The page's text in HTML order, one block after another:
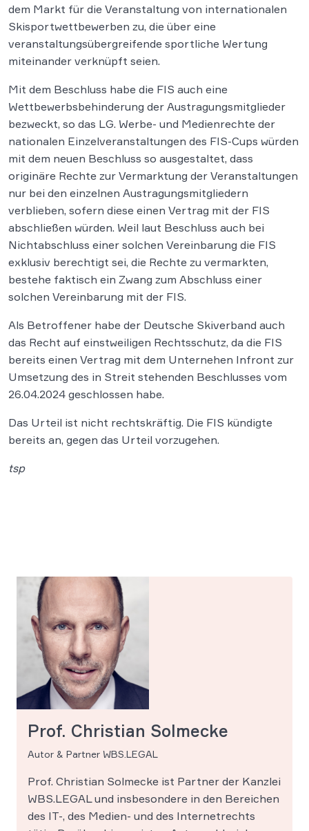
dem Markt für die Veranstaltung von internationalen
Skisportwettbewerben zu, die über eine
veranstaltungsübergreifende sportliche Wertung
miteinander verknüpft seien.
Mit dem Beschluss habe die FIS auch eine
Wettbewerbsbehinderung der Austragungsmitglieder
bezweckt, so das LG. Werbe- und Medienrechte der
nationalen Einzelveranstaltungen des FIS-Cups würden
mit dem neuen Beschluss so ausgestaltet, dass
originäre Rechte zur Vermarktung der Veranstaltungen
nur bei den einzelnen Austragungsmitgliedern
verblieben, sofern diese einen Vertrag mit der FIS
abschließen würden. Weil laut Beschluss auch bei
Nichtabschluss einer solchen Vereinbarung die FIS
exklusiv berechtigt sei, die Rechte zu vermarkten,
bestehe faktisch ein Zwang zum Abschluss einer
solchen Vereinbarung mit der FIS.
Als Betroffener habe der Deutsche Skiverband auch
das Recht auf einstweiligen Rechtsschutz, da die FIS
bereits einen Vertrag mit dem Unternehen Infront zur
Umsetzung des in Streit stehenden Beschlusses vom
26.04.2024 geschlossen habe.
Das Urteil ist nicht rechtskräftig. Die FIS kündigte
bereits an, gegen das Urteil vorzugehen.
tsp
Prof. Christian Solmecke
Autor & Partner WBS.LEGAL
Prof. Christian Solmecke ist Partner der Kanzlei
WBS.LEGAL und insbesondere in den Bereichen
des IT-, des Medien- und des Internetrechts